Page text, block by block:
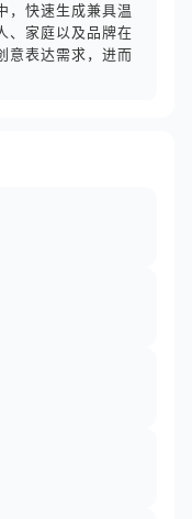
，快速生成兼具温
、家庭以及品牌在
意表达需求，进而